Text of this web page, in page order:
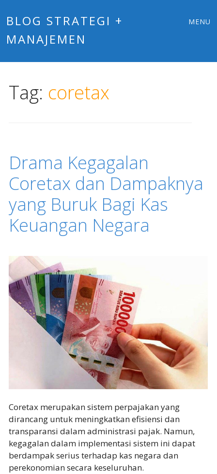
BLOG STRATEGI +
MANAJEMEN
MENU
Tag: coretax
Drama Kegagalan
Coretax dan Dampaknya
yang Buruk Bagi Kas
Keuangan Negara
Coretax merupakan sistem perpajakan yang
dirancang untuk meningkatkan efisiensi dan
transparansi dalam administrasi pajak. Namun,
kegagalan dalam implementasi sistem ini dapat
berdampak serius terhadap kas negara dan
perekonomian secara keseluruhan.